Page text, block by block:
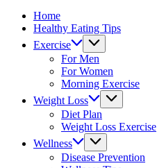
Home
Healthy Eating Tips
Exercise
For Men
For Women
Morning Exercise
Weight Loss
Diet Plan
Weight Loss Exercise
Wellness
Disease Prevention